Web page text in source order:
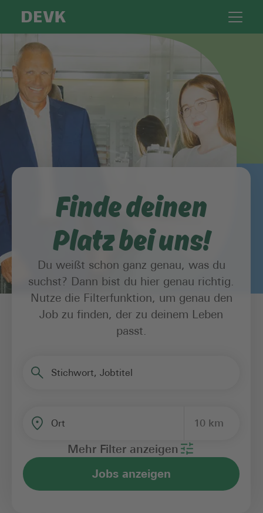
Finde deinen
Platz bei uns!
Du weißt schon ganz genau, was du
suchst? Dann bist du hier genau richtig.
Nutze die Filterfunktion, um genau den
Job zu finden, der zu deinem Leben
passt.
Stichwort, Jobtitel
Ort 10 km
Mehr Filter anzeigen
Jobs anzeigen